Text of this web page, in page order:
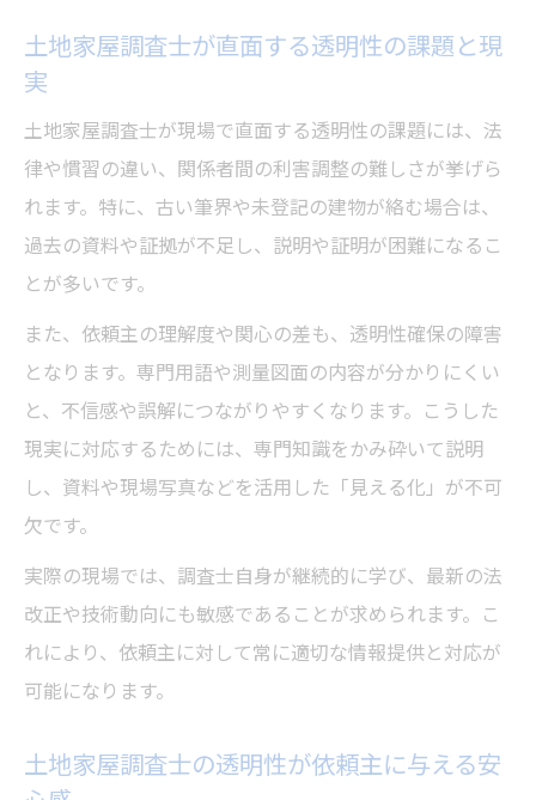
要点
依頼主が求める土地家屋調査士の信頼性と
透明性
土地家屋調査士の職責意識と透明性の関係
性
土地家屋調査士の透明性が選ばれる理由に
土地家屋調査士が導入する最新技術と透明
性向上
土地家屋調査士の現場で活躍する技術と信
土地家屋調査士がミスを防ぐためのデジタ
土地家屋調査士が直面する透明性の課題と現
実
土地家屋調査士が現場で直面する透明性の課題には、法
律や慣習の違い、関係者間の利害調整の難しさが挙げら
れます。特に、古い筆界や未登記の建物が絡む場合は、
過去の資料や証拠が不足し、説明や証明が困難になるこ
とが多いです。
また、依頼主の理解度や関心の差も、透明性確保の障害
となります。専門用語や測量図面の内容が分かりにくい
と、不信感や誤解につながりやすくなります。こうした
現実に対応するためには、専門知識をかみ砕いて説明
し、資料や現場写真などを活用した「見える化」が不可
欠です。
実際の現場では、調査士自身が継続的に学び、最新の法
改正や技術動向にも敏感であることが求められます。こ
れにより、依頼主に対して常に適切な情報提供と対応が
可能になります。
土地家屋調査士の透明性が依頼主に与える安